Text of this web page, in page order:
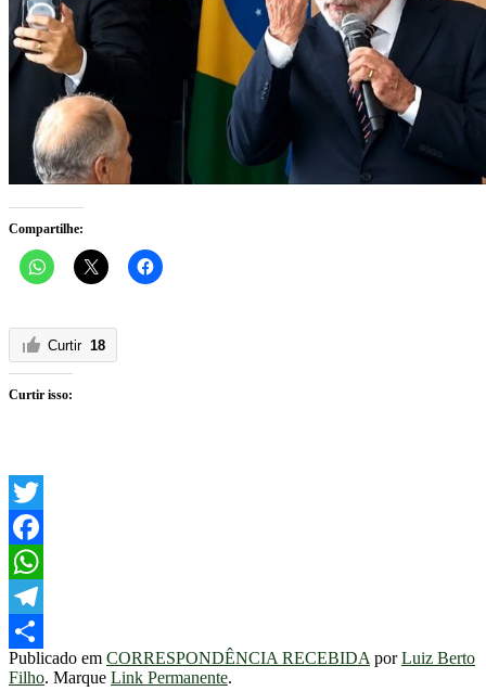
Compartilhe:
Curtir 18
Curtir isso:
Twitter
Facebook
WhatsApp
Telegram
Share
Publicado em CORRESPONDÊNCIA RECEBIDA porLuiz Berto
Filho. Marque Link Permanente.